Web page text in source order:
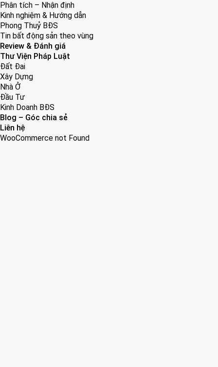
Phân tích – Nhận định
Kinh nghiệm & Hướng dẫn
Phong Thuỷ BĐS
Tin bất động sản theo vùng
Review & Đánh giá
Thư Viện Pháp Luật
Đất Đai
Xây Dựng
Nhà Ở
Đầu Tư
Kinh Doanh BĐS
Blog – Góc chia sẻ
Liên hệ
WooCommerce not Found